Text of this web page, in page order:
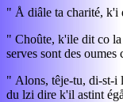
" Å diâle ta charité, k'i
" Choûte, k'ile dit co
serves sont des
" Alons, têje-tu, di-st-i
du lzi dire k'il astint